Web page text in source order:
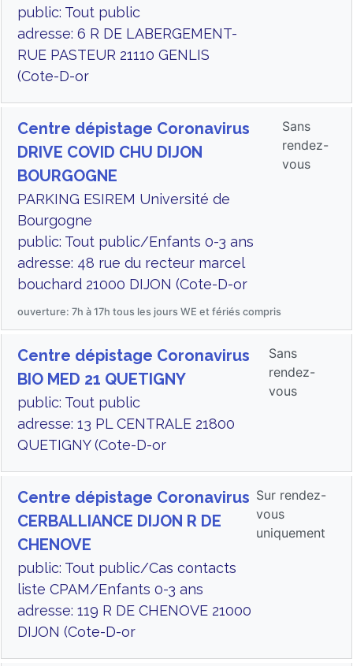
public: Tout public
adresse: 6 R DE LABERGEMENT-
RUE PASTEUR 21110 GENLIS
(Cote-D-or
Centre dépistage Coronavirus
DRIVE COVID CHU DIJON
BOURGOGNE
PARKING ESIREM Université de
Bourgogne
public: Tout public/Enfants 0-3 ans
adresse: 48 rue du recteur marcel
bouchard 21000 DIJON (Cote-D-or
Sans
rendez-
vous
ouverture: 7h à 17h tous les jours WE et fériés compris
Centre dépistage Coronavirus
BIO MED 21 QUETIGNY
public: Tout public
adresse: 13 PL CENTRALE 21800
QUETIGNY (Cote-D-or
Sans
rendez-
vous
Centre dépistage Coronavirus
CERBALLIANCE DIJON R DE
CHENOVE
public: Tout public/Cas contacts
liste CPAM/Enfants 0-3 ans
adresse: 119 R DE CHENOVE 21000
DIJON (Cote-D-or
Sur rendez-
vous
uniquement